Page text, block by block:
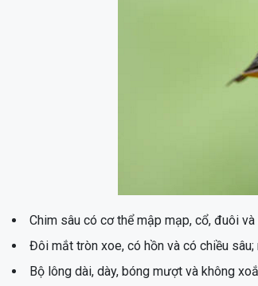
Chim sâu có cơ thể mập mạp, cổ, đuôi và
Đôi mắt tròn xoe, có hồn và có chiều
Bộ lông dài, dày, bóng mượt và không